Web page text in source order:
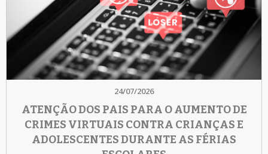
24/07/2026
ATENÇÃO DOS PAIS PARA O AUMENTO DE
CRIMES VIRTUAIS CONTRA CRIANÇAS E
ADOLESCENTES DURANTE AS FÉRIAS